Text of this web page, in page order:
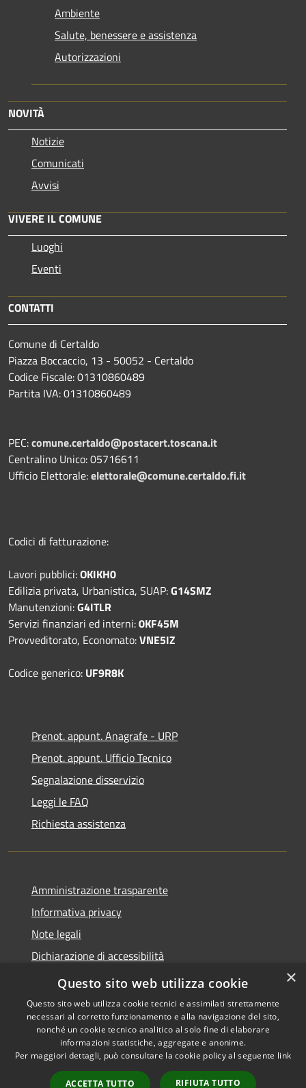
Ambiente
Salute, benessere e assistenza
Autorizzazioni
NOVITÀ
Notizie
Comunicati
Avvisi
VIVERE IL COMUNE
Luoghi
Eventi
CONTATTI
Comune di Certaldo
Piazza Boccaccio, 13 - 50052 - Certaldo
Codice Fiscale: 01310860489
Partita IVA: 01310860489
PEC:comune.certaldo@postacert.toscana.it
Centralino Unico: 05716611
Ufficio Elettorale:elettorale@comune.certaldo.fi.it
Codici di fatturazione:
Lavori pubblici:OKIKH0
Edilizia privata, Urbanistica, SUAP:G14SMZ
Manutenzioni:G4ITLR
Servizi finanziari ed interni:0KF45M
Provveditorato, Economato:VNE5IZ
Codice generico: UF9R8K
Prenot. appunt. Anagrafe - URP
Prenot. appunt. Ufficio Tecnico
Segnalazione disservizio
Leggi le FAQ
Richiesta assistenza
Amministrazione trasparente
Informativa privacy
Note legali
Dichiarazione di accessibilità
Whistleblowing
Accessibilità
Copyright © 2026 • Comune di
Certaldo • Powered by
Municipium• Accesso
×
Questo sito web utilizza cookie
Questo sito web utilizza cookie tecnici e assimilati strettamente
necessari al corretto funzionamento e alla navigazione del sito,
nonché un cookie tecnico analitico al solo fine di elaborare
informazioni statistiche, aggregate e anonime.
Per maggiori dettagli, può consultare la cookie policy al seguente link
ACCETTA TUTTO RIFIUTA TUTTO